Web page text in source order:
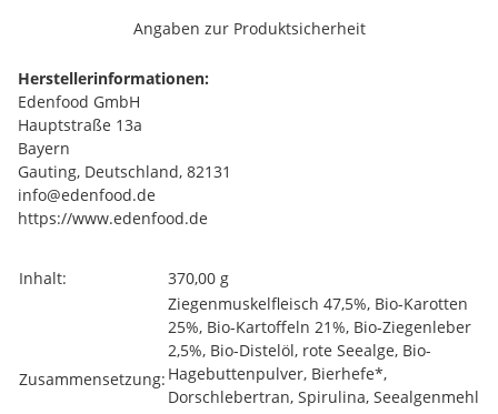
Angaben zur Produktsicherheit
Herstellerinformationen:
Edenfood GmbH
Hauptstraße 13a
Bayern
Gauting, Deutschland, 82131
info@edenfood.de
https://www.edenfood.de
Produkteigenschaft
Wert
Inhalt: 370,00 g
Zusammensetzung:
Ziegenmuskelfleisch 47,5%, Bio-Karotten
25%, Bio-Kartoffeln 21%, Bio-Ziegenleber
2,5%, Bio-Distelöl, rote Seealge, Bio-
Hagebuttenpulver, Bierhefe*,
Dorschlebertran, Spirulina, Seealgenmehl